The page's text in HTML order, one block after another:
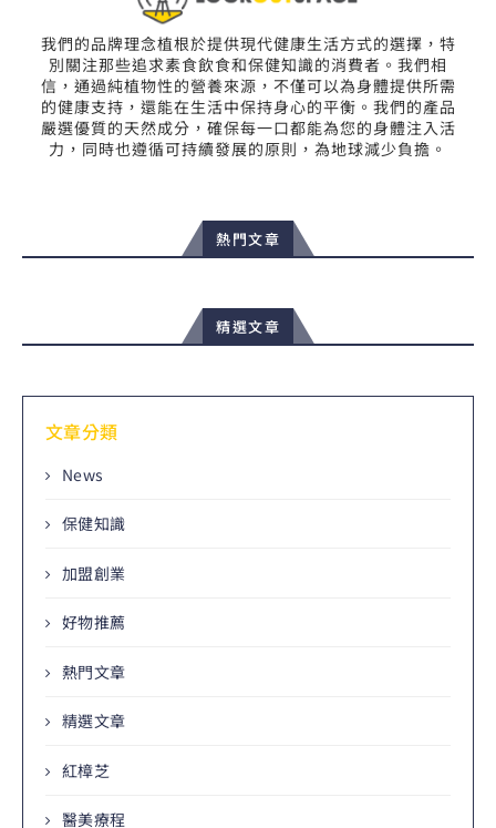
我們的品牌理念植根於提供現代健康生活方式的選擇，特
別關注那些追求素食飲食和保健知識的消費者。我們相
信，通過純植物性的營養來源，不僅可以為身體提供所需
的健康支持，還能在生活中保持身心的平衡。我們的產品
嚴選優質的天然成分，確保每一口都能為您的身體注入活
力，同時也遵循可持續發展的原則，為地球減少負擔。
熱門文章
精選文章
文章分類
News
保健知識
加盟創業
好物推薦
熱門文章
精選文章
紅樟芝
醫美療程